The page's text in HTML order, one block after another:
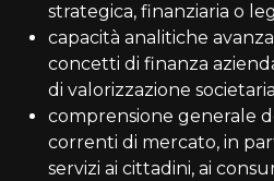
strategica, finanziaria o
capacità analitiche
concetti di finanza
di valorizzazione
comprensione generale
correnti di mercato, in
servizi ai cittadini, ai